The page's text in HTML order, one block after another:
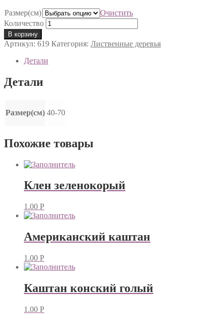
Размер(см)
Очистить
Количество
В корзину
Артикул: 619 Категория: Лиственные деревья
Детали
Детали
Размер(см) 40-70
Похожие товары
Клен зеленокорый
1.00 Р
Американский каштан
1.00 Р
Каштан конский голый
1.00 Р